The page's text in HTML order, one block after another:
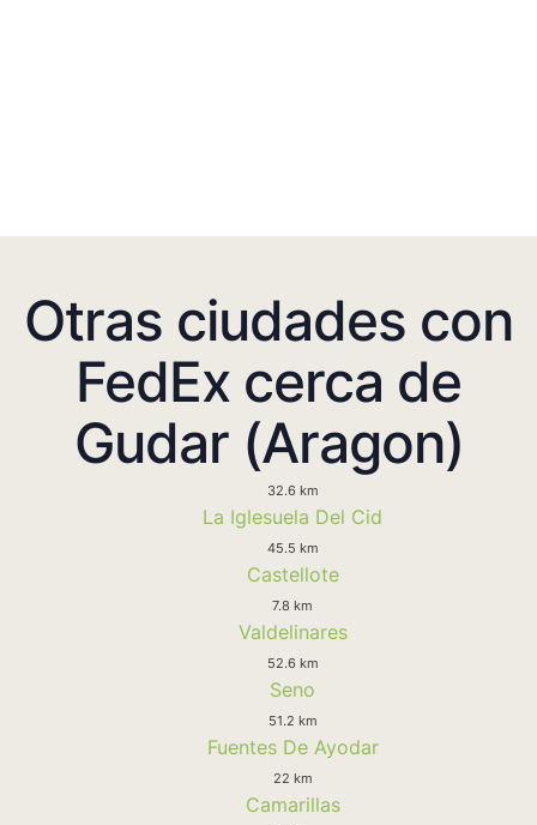
Otras ciudades con
FedEx cerca de
Gudar (Aragon)
32.6 km
La Iglesuela Del Cid
45.5 km
Castellote
7.8 km
Valdelinares
52.6 km
Seno
51.2 km
Fuentes De Ayodar
22 km
Camarillas